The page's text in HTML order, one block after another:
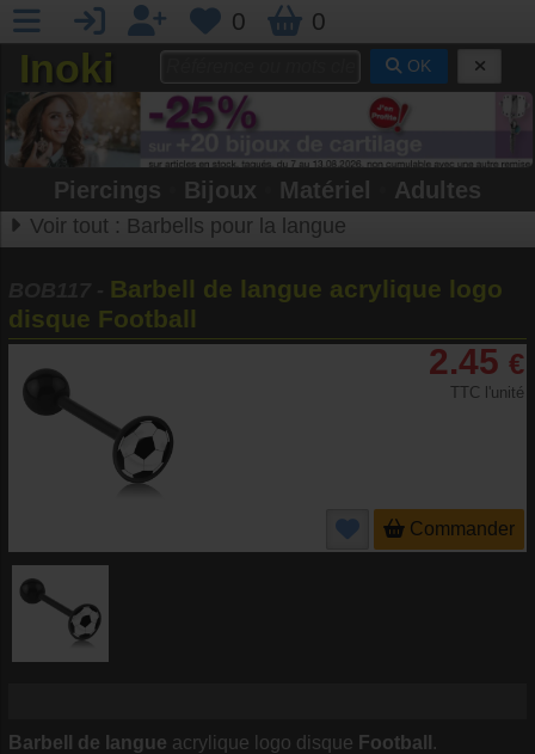
0 0
Inoki OK
Piercings Bijoux Matériel Adultes
Voir tout : Barbells pour la langue
Barbell de langue acrylique logo
disque Football
2.45 €
TTC l'unité
Commander
Barbell de langue acrylique logo disque Football .